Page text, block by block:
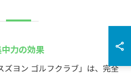
力の効果
ズヨン ゴルフクラブ」は、完全